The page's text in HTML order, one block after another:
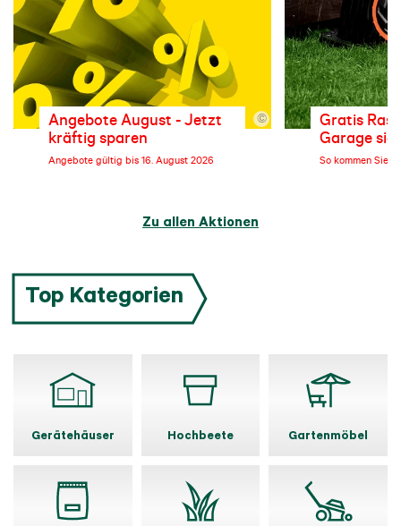
©
Angebote August - Jetzt
kräftig sparen
Angebote gültig bis 16. August 2026
Gratis
Garage
So kommen Sie
Zu allen Aktionen
Top Kategorien
Gerätehäuser Hochbeete Gartenmöbel